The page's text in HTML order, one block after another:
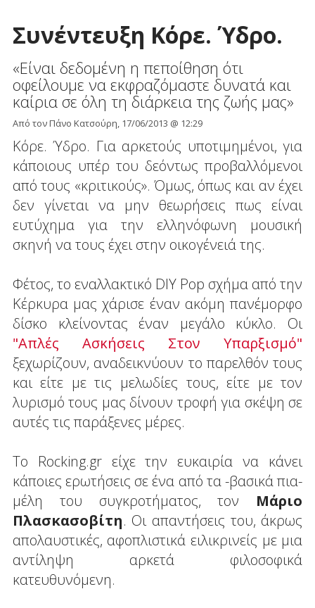
Συνέντευξη Κόρε. Ύδρο.
«Είναι δεδομένη η πεποίθηση ότι
οφείλουμε να εκφραζόμαστε δυνατά και
καίρια σε όλη τη διάρκεια της ζωής μας»
Από τον Πάνο Κατσούρη, 17/06/2013 @ 12:29
Κόρε. Ύδρο. Για αρκετούς υποτιμημένοι, για
κάποιους υπέρ του δεόντως προβαλλόμενοι
από τους «κριτικούς». Όμως, όπως και αν έχει
δεν γίνεται να μην θεωρήσεις πως είναι
ευτύχημα για την ελληνόφωνη μουσική
σκηνή να τους έχει στην οικογένειά της.
Φέτος, το εναλλακτικό DIY Pop σχήμα από την
Κέρκυρα μας χάρισε έναν ακόμη πανέμορφο
δίσκο κλείνοντας έναν μεγάλο κύκλο. Οι
"Απλές Ασκήσεις Στον Υπαρξισμό"
ξεχωρίζουν, αναδεικνύουν το παρελθόν τους
και είτε με τις μελωδίες τους, είτε με τον
λυρισμό τους μας δίνουν τροφή για σκέψη σε
αυτές τις παράξενες μέρες.
Το Rocking.gr είχε την ευκαιρία να κάνει
κάποιες ερωτήσεις σε ένα από τα -βασικά πια-
μέλη του συγκροτήματος, τον Μάριο
Πλασκασοβίτη. Οι απαντήσεις του, άκρως
απολαυστικές, αφοπλιστικά ειλικρινείς με μια
αντίληψη αρκετά φιλοσοφικά
κατευθυνόμενη.